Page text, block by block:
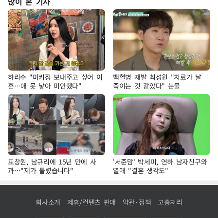
하리수 "미키정 보내주고 싶어 이
혼…애 못 낳아 미안했다"
백혈병 재발 최성원 "치료가 날
죽이는 것 같았다" 눈물
표창원, 남규리에 15년 만에 사
과…"제가 틀렸습니다"
'서준맘' 박세미, 연하 남자친구와
열애 "결혼 생각도"
회사소개 제휴/컨텐츠 판매 약관·정책 고충처리